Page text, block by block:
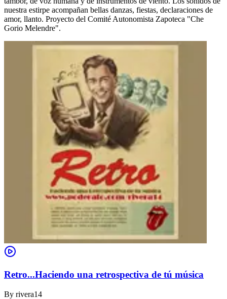
nuestra estirpe acompañan bellas danzas, fiestas, declaraciones de
amor, llanto. Proyecto del Comité Autonomista Zapoteca "Che
Gorio Melendre".
Retro...Haciendo una retrospectiva de tú música
By rivera14